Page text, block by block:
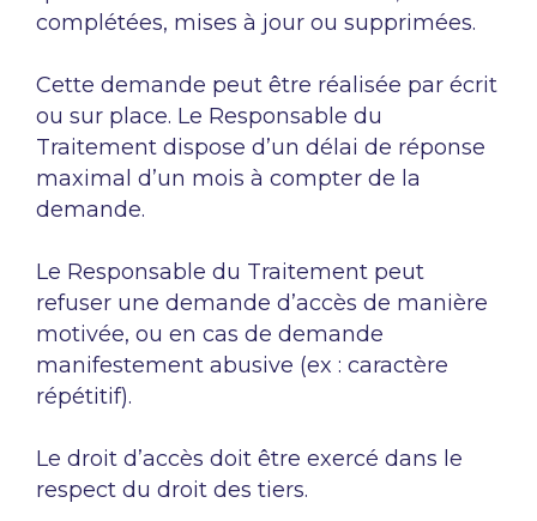
complétées, mises à jour ou supprimées.
Cette demande peut être réalisée par écrit
ou sur place. Le Responsable du
Traitement dispose d’un délai de réponse
maximal d’un mois à compter de la
demande.
Le Responsable du Traitement peut
refuser une demande d’accès de manière
motivée, ou en cas de demande
manifestement abusive (ex : caractère
répétitif).
Le droit d’accès doit être exercé dans le
respect du droit des tiers.